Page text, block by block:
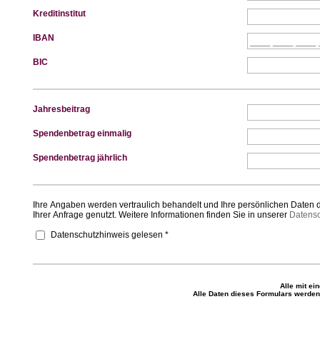
Kreditinstitut
IBAN
BIC
Jahresbeitrag
Spendenbetrag einmalig
Spendenbetrag jährlich
Ihre Angaben werden vertraulich behandelt und Ihre persönlichen
Ihrer Anfrage genutzt. Weitere Informationen finden Sie in unserer
Datenschutzhinweis gelesen *
Alle mit
Alle Daten dieses Formulars